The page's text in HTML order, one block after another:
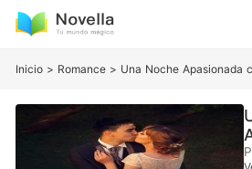
Inicio > Romance > Una Noche Apasionada